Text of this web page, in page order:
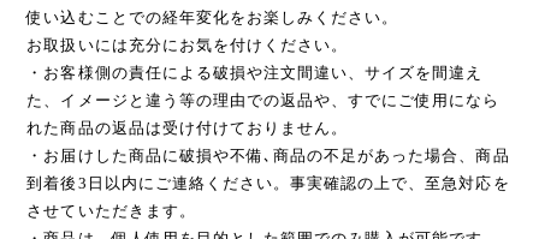
使い込むことでの経年変化をお楽しみください。
お取扱いには充分にお気を付けください。
・お客様側の責任による破損や注文間違い、サイズを間違え
た、イメージと違う等の理由での返品や、すでにご使用になら
れた商品の返品は受け付けておりません。
・お届けした商品に破損や不備､商品の不足があった場合、商品
到着後3日以内にご連絡ください。事実確認の上で、至急対応を
させていただきます。